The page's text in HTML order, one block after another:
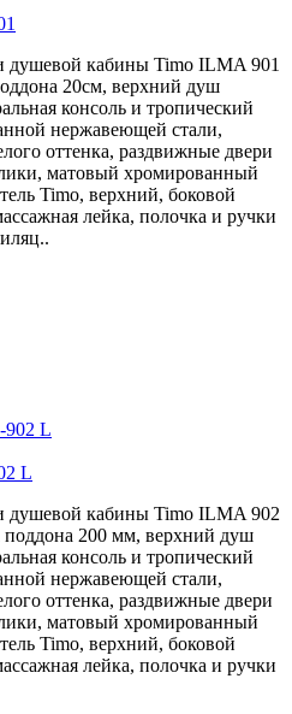
душевой кабины Timo ILMA 901
20см, верхний душ
консоль и тропический
нержавеющей стали,
оттенка, раздвижные двери
матовый хромированный
Timo, верхний, боковой
лейка, полочка и ручки
L
душевой кабины Timo ILMA 902
поддона 200 мм, верхний душ
консоль и тропический
нержавеющей стали,
оттенка, раздвижные двери
матовый хромированный
Timo, верхний, боковой
лейка, полочка и ручки